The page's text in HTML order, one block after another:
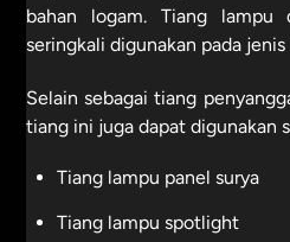
bahan logam. Tiang
seringkali digunakan pada
Selain sebagai tiang
tiang ini juga dapat digunakan
Tiang lampu panel surya
Tiang lampu spotlight